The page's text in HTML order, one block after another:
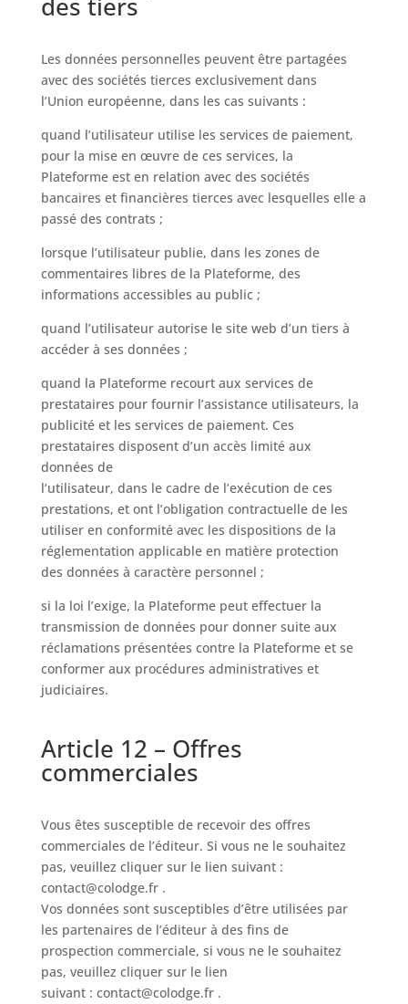
Les données personnelles peuvent être partagées
avec des sociétés tierces exclusivement dans
l’Union européenne, dans les cas suivants :
quand l’utilisateur utilise les services de paiement,
pour la mise en œuvre de ces services, la
Plateforme est en relation avec des sociétés
bancaires et financières tierces avec lesquelles elle a
passé des contrats ;
lorsque l’utilisateur publie, dans les zones de
commentaires libres de la Plateforme, des
informations accessibles au public ;
quand l’utilisateur autorise le site web d’un tiers à
accéder à ses données ;
quand la Plateforme recourt aux services de
prestataires pour fournir l’assistance utilisateurs, la
publicité et les services de paiement. Ces
prestataires disposent d’un accès limité aux
données de
l’utilisateur, dans le cadre de l’exécution de ces
prestations, et ont l’obligation contractuelle de les
utiliser en conformité avec les dispositions de la
réglementation applicable en matière protection
des données à caractère personnel ;
si la loi l’exige, la Plateforme peut effectuer la
transmission de données pour donner suite aux
réclamations présentées contre la Plateforme et se
conformer aux procédures administratives et
judiciaires.
Article 12 – Offres
commerciales
Vous êtes susceptible de recevoir des offres
commerciales de l’éditeur. Si vous ne le souhaitez
pas, veuillez cliquer sur le lien suivant :
contact@colodge.fr .
Vos données sont susceptibles d’être utilisées par
les partenaires de l’éditeur à des fins de
prospection commerciale, si vous ne le souhaitez
pas, veuillez cliquer sur le lien
suivant : contact@colodge.fr .